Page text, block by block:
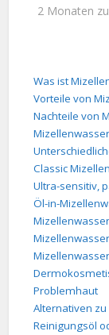
2 Monaten
Was ist
Vorteile von
Nachteile von
Classic
Ultra-sensitiv,
Öl-in-
Problemhaut
Alternativen
Reinigungsöl